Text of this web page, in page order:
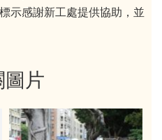
示感謝新工處提供協助，並
圖片